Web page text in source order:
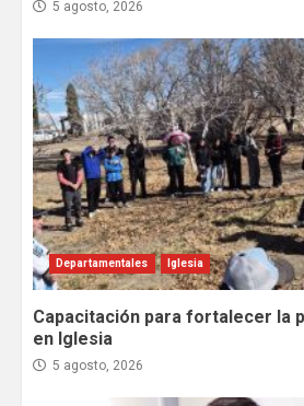
5 agosto, 2026
Departamentales Iglesia
Capacitación para fortalecer la
en Iglesia
5 agosto, 2026